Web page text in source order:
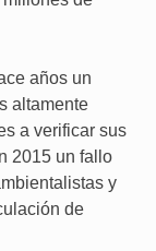
años un
altamente
a verificar sus
2015 un fallo
y
de